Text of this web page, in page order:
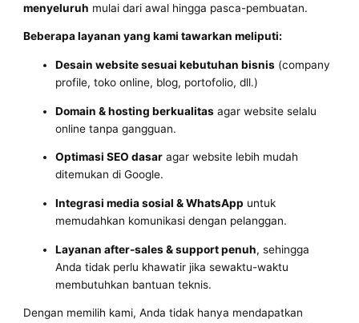
menyeluruh mulai dari awal hingga pasca-pembuatan.
Beberapa layanan yang kami tawarkan meliputi:
Desain website sesuai kebutuhan bisnis (company
profile, toko online, blog, portofolio, dll.)
Domain & hosting berkualitas agar website selalu
online tanpa gangguan.
Optimasi SEO dasar agar website lebih mudah
ditemukan di Google.
Integrasi media sosial & WhatsApp untuk
memudahkan komunikasi dengan pelanggan.
Layanan after-sales & support penuh, sehingga
Anda tidak perlu khawatir jika sewaktu-waktu
membutuhkan bantuan teknis.
Dengan memilih kami, Anda tidak hanya mendapatkan